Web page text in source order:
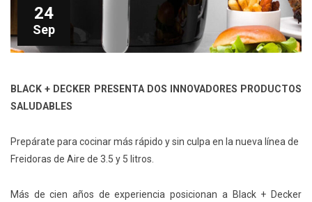
24
Sep
BLACK + DECKER PRESENTA DOS INNOVADORES PRODUCTOS
SALUDABLES
Prepárate para cocinar más rápido y sin culpa en la nueva línea de
Freidoras de Aire de 3.5 y 5 litros.
Más de cien años de experiencia posicionan a Black + Decker